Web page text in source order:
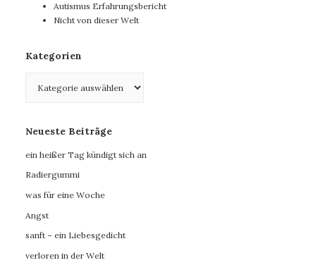
Autismus Erfahrungsbericht
Nicht von dieser Welt
Kategorien
Neueste Beiträge
ein heißer Tag kündigt sich an
Radiergummi
was für eine Woche
Angst
sanft – ein Liebesgedicht
verloren in der Welt